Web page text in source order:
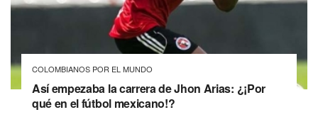
COLOMBIANOS POR EL MUNDO
Así empezaba la carrera de Jhon Arias: ¿¡Por
qué en el fútbol mexicano!?